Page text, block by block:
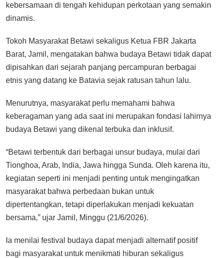
kebersamaan di tengah kehidupan perkotaan yang semakin
dinamis.
Tokoh Masyarakat Betawi sekaligus Ketua FBR Jakarta
Barat, Jamil, mengatakan bahwa budaya Betawi tidak dapat
dipisahkan dari sejarah panjang percampuran berbagai
etnis yang datang ke Batavia sejak ratusan tahun lalu.
Menurutnya, masyarakat perlu memahami bahwa
keberagaman yang ada saat ini merupakan fondasi lahirnya
budaya Betawi yang dikenal terbuka dan inklusif.
“Betawi terbentuk dari berbagai unsur budaya, mulai dari
Tionghoa, Arab, India, Jawa hingga Sunda. Oleh karena itu,
kegiatan seperti ini menjadi penting untuk mengingatkan
masyarakat bahwa perbedaan bukan untuk
dipertentangkan, tetapi diperlakukan menjadi kekuatan
bersama,” ujar Jamil, Minggu (21/6/2026).
Ia menilai festival budaya dapat menjadi alternatif positif
bagi masyarakat untuk menikmati hiburan sekaligus